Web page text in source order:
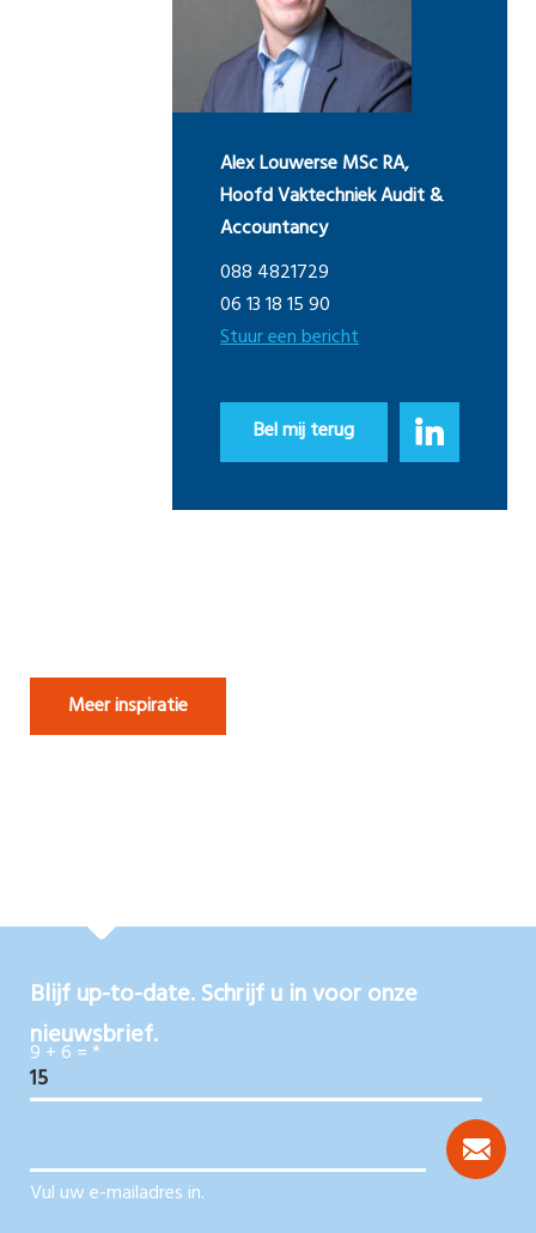
Alex Louwerse MSc RA,
Hoofd Vaktechniek Audit &
Accountancy
088 4821729
06 13 18 15 90
Stuur een bericht
Bel mij terug
Meer inspiratie
Blijf up-to-date. Schrijf u in voor onze
nieuwsbrief.
9 + 6 = *
Vul uw e-mailadres in.